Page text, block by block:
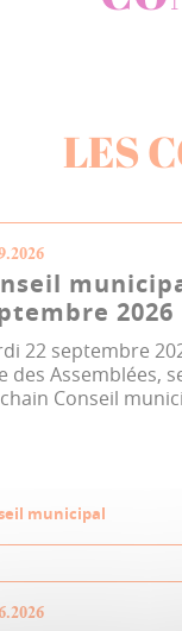
LES
2026
22 septembre
des Assemblées,
Conseil
municipal